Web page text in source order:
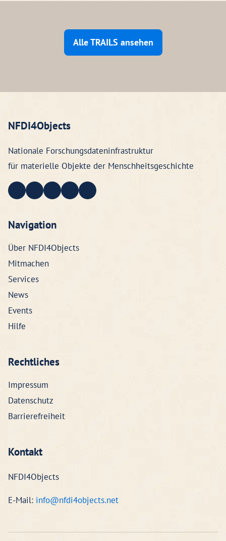
Alle TRAILS ansehen
NFDI4Objects
Nationale Forschungsdateninfrastruktur
für materielle Objekte der Menschheitsgeschichte
Navigation
Über NFDI4Objects
Mitmachen
Services
News
Events
Hilfe
Rechtliches
Impressum
Datenschutz
Barrierefreiheit
Kontakt
NFDI4Objects
E-Mail: info@nfdi4objects.net